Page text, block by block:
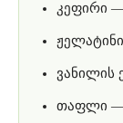
კეფირი —
ვანილის
თაფლი —